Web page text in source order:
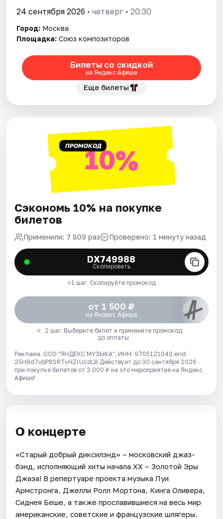
24 сентября 2026 • четверг • 20:30
Город: Москва
Площадка: Союз композиторов
Билеты со скидкой
на Яндекс Афише
Еще билеты
ПРОМОКОД10%
Сэкономь 10% на покупке
билетов
Применили: 7 809 раз Проверено: 1 минуту назад
DX749988
Скопировать
1 шаг. Скопируйте промокод
от 1 500 ₽
на Яндекс Афише
2 шаг. Выберите билет и примените промокод
до оплаты
Реклама. ООО "ЯНДЕКС МУЗЫКА", ИНН: 9705121040 erid:
25H8d7vbP8SRTvHZrUcdLB Действует до 30 сентября 2026
при покупке билетов от 3 000 ₽ на это мероприятие на Яндекс
Афише!
О концерте
«Старый добрый диксилэнд» – московский джаз-
бэнд, исполняющий хиты начала XX – Золотой Эры
Джаза! В репертуаре проекта музыка Луи
Армстронга, Джелли Ролл Мортона, Кинга Оливера,
Сиднея Беше, а также прославившиеся на весь мир
американские, советские и французские шлягеры.